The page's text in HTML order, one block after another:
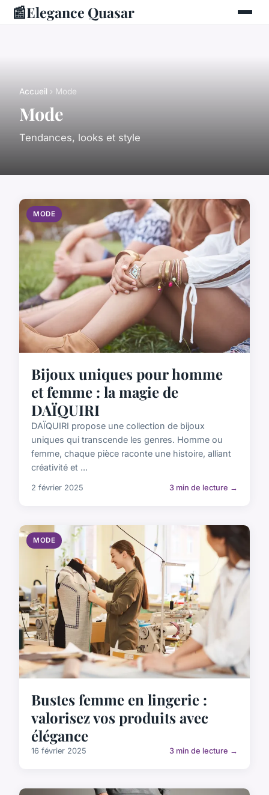
📰Elegance Quasar
Accueil › Mode
Mode
Tendances, looks et style
MODE
Bijoux uniques pour homme
et femme : la magie de
DAÏQUIRI
DAÏQUIRI propose une collection de bijoux
uniques qui transcende les genres. Homme ou
femme, chaque pièce raconte une histoire, alliant
créativité et ...
2 février 2025 3 min de lecture →
MODE
Bustes femme en lingerie :
valorisez vos produits avec
élégance
16 février 2025 3 min de lecture →